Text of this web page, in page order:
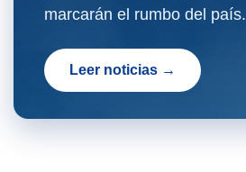
marcarán el rumbo del país.
Leer noticias →